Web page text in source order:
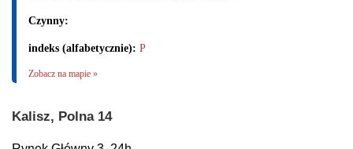
Czynny:
indeks (alfabetycznie): P
Zobacz na mapie »
Kalisz, Polna 14